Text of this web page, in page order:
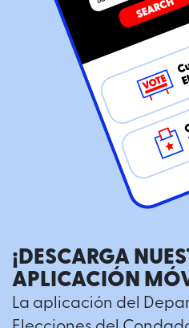
¡DESCARGA
APLICACIÓN
La aplicación del